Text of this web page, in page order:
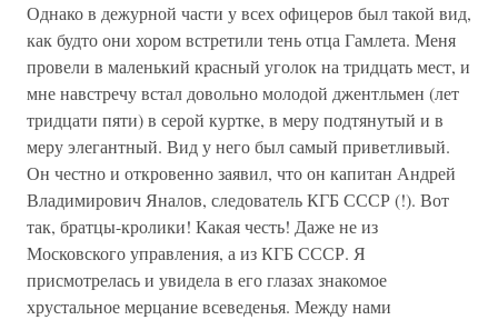
Однако в дежурной части у всех офицеров был такой вид,
как будто они хором встретили тень отца Гамлета. Меня
провели в маленький красный уголок на тридцать мест, и
мне навстречу встал довольно молодой джентльмен (лет
тридцати пяти) в серой куртке, в меру подтянутый и в
меру элегантный. Вид у него был самый приветливый.
Он честно и откровенно заявил, что он капитан Андрей
Владимирович Яналов, следователь КГБ СССР (!). Вот
так, братцы-кролики! Какая честь! Даже не из
Московского управления, а из КГБ СССР. Я
присмотрелась и увидела в его глазах знакомое
хрустальное мерцание всеведенья. Между нами